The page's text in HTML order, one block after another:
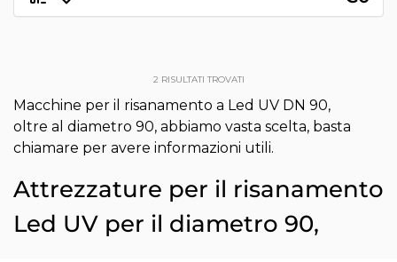
2 RISULTATI TROVATI
Macchine per il risanamento a Led UV DN 90,
oltre al diametro 90, abbiamo vasta scelta, basta
chiamare per avere informazioni utili.
Attrezzature per il risanamento
Led UV per il diametro 90,